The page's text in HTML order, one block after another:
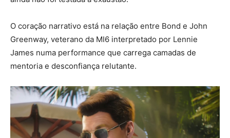
O coração narrativo está na relação entre Bond e John
Greenway, veterano da MI6 interpretado por Lennie
James numa performance que carrega camadas de
mentoria e desconfiança relutante.